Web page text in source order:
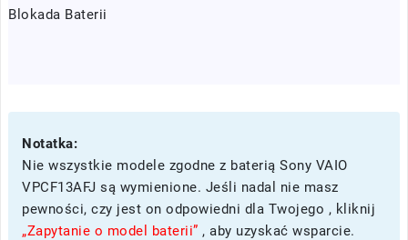
Blokada Baterii
Notatka:
Nie wszystkie modele zgodne z baterią Sony VAIO
VPCF13AFJ są wymienione. Jeśli nadal nie masz
pewności, czy jest on odpowiedni dla Twojego , kliknij
„Zapytanie o model baterii” , aby uzyskać wsparcie.